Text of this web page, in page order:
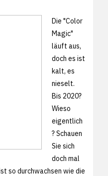
Die "Color
Magic"
läuft aus,
doch es ist
kalt, es
nieselt.
Bis 2020?
Wieso
eigentlich
? Schauen
Sie sich
doch mal
so durchwachsen wie die